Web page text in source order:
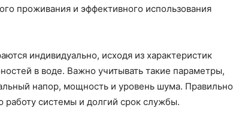
проживания и эффективного использования
индивидуально, исходя из характеристик
в воде. Важно учитывать такие параметры,
напор, мощность и уровень шума. Правильно
системы и долгий срок службы.